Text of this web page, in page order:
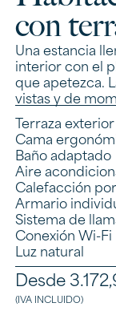
con
Una estancia
interior con el
que apetezca.
vistas y de
Terraza exterior
Cama
Baño adaptado
Aire
Calefacción
Armario
Sistema de
Conexión Wi-Fi
Luz natural
Desde
(IVA INCLUIDO)